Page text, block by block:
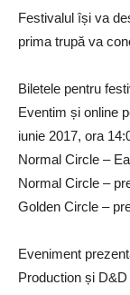
Festivalul își va
prima trupă va
Biletele pentru
Eventim și online
iunie 2017, ora
Normal Circle –
Normal Circle –
Golden Circle –
Eveniment
Production și